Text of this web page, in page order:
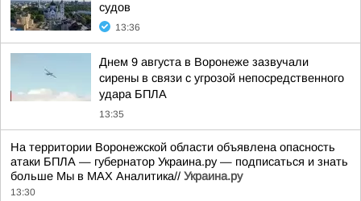
судов
13:36
Днем 9 августа в Воронеже зазвучали
сирены в связи с угрозой непосредственного
удара БПЛА
13:35
На территории Воронежской области объявлена опасность
атаки БПЛА — губернатор Украина.ру — подписаться и знать
больше Мы в MAX Аналитика// Украина.ру
13:30